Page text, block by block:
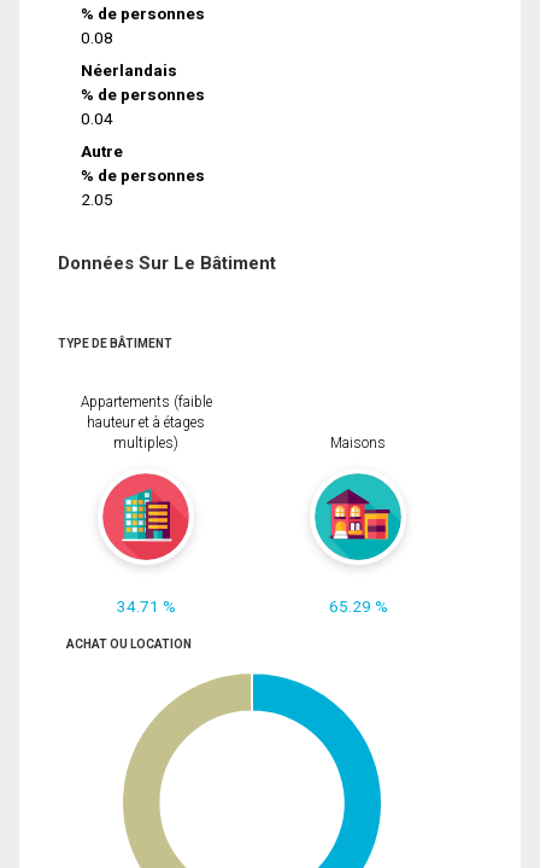
% de personnes
0.08
Néerlandais
% de personnes
0.04
Autre
% de personnes
2.05
Données Sur Le Bâtiment
TYPE DE BÂTIMENT
Appartements (faible
hauteur et à étages
multiples)
34.71 %
Maisons
65.29 %
ACHAT OU LOCATION